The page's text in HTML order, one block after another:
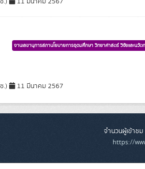
งานเลขานุการสภานโยบายการอุดมศึกษา วิทยาศาสตร์ วิจัยและนวัต
.) 11 มีนาคม 2567
จำนวนผู้เข้าชม
https://